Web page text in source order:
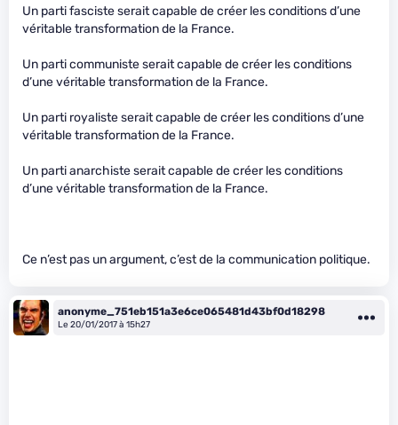
Un parti fasciste serait capable de créer les conditions d’une
véritable transformation de la France.
Un parti communiste serait capable de créer les conditions
d’une véritable transformation de la France.
Un parti royaliste serait capable de créer les conditions d’une
véritable transformation de la France.
Un parti anarchiste serait capable de créer les conditions
d’une véritable transformation de la France.
Ce n’est pas un argument, c’est de la communication politique.
anonyme_751eb151a3e6ce065481d43bf0d18298
Le 20/01/2017 à 15h27